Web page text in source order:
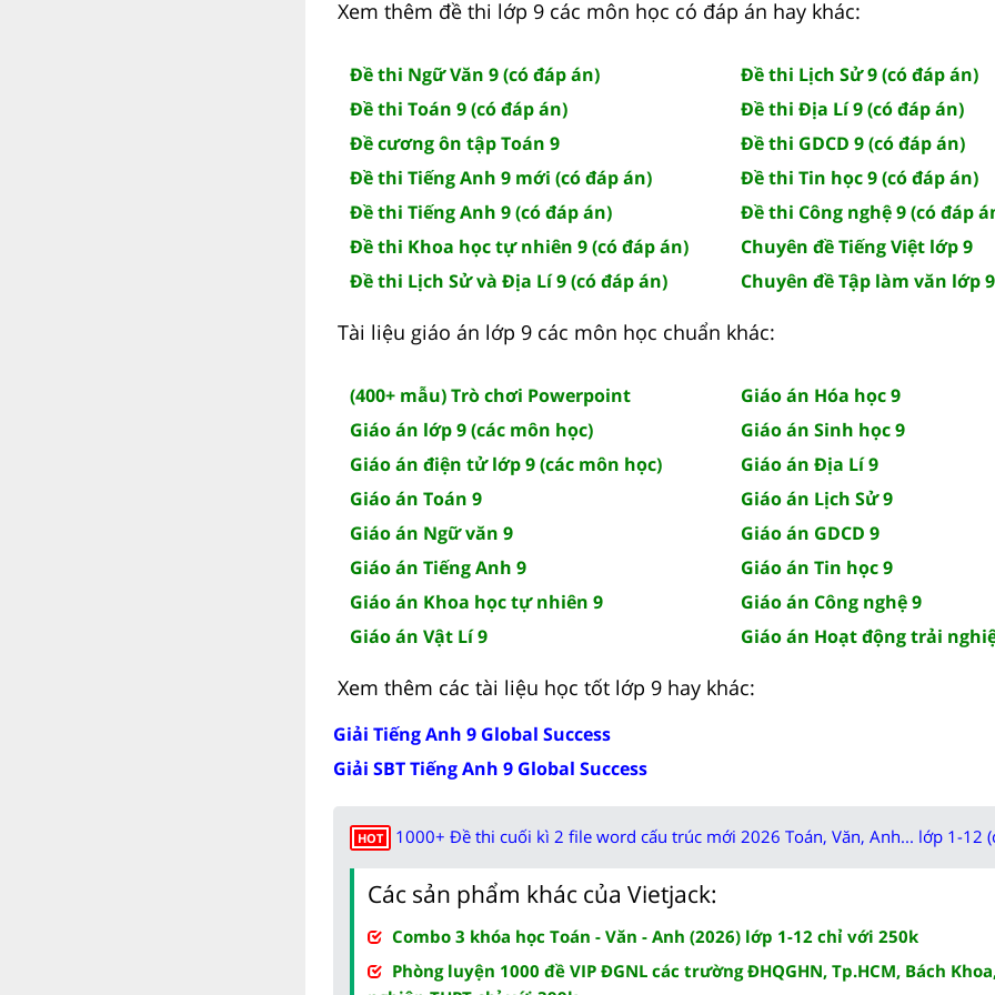
Xem thêm đề thi lớp 9 các môn học có đáp án hay khác:
Đề thi Ngữ Văn 9 (có đáp án)
Đề thi Toán 9 (có đáp án)
Đề cương ôn tập Toán 9
Đề thi Tiếng Anh 9 mới (có đáp án)
Đề thi Tiếng Anh 9 (có đáp án)
Đề thi Khoa học tự nhiên 9 (có đáp án)
Đề thi Lịch Sử và Địa Lí 9 (có đáp án)
Đề thi Lịch Sử 9 (có đáp án)
Đề thi Địa Lí 9 (có đáp án)
Đề thi GDCD 9 (có đáp án)
Đề thi Tin học 9 (có đáp án)
Đề thi Công nghệ 9 (có đáp
Chuyên đề Tiếng Việt lớp 9
Chuyên đề Tập làm văn lớp 9
Tài liệu giáo án lớp 9 các môn học chuẩn khác:
(400+ mẫu) Trò chơi Powerpoint
Giáo án lớp 9 (các môn học)
Giáo án điện tử lớp 9 (các môn học)
Giáo án Toán 9
Giáo án Ngữ văn 9
Giáo án Tiếng Anh 9
Giáo án Khoa học tự nhiên 9
Giáo án Vật Lí 9
Giáo án Hóa học 9
Giáo án Sinh học 9
Giáo án Địa Lí 9
Giáo án Lịch Sử 9
Giáo án GDCD 9
Giáo án Tin học 9
Giáo án Công nghệ 9
Giáo án Hoạt động trải
Xem thêm các tài liệu học tốt lớp 9 hay khác:
Giải Tiếng Anh 9 Global Success
Giải SBT Tiếng Anh 9 Global Success
HOT 1000+ Đề thi cuối kì 2 file word cấu trúc mới 2026 Toán, Văn, Anh... lớp 1-12
Các sản phẩm khác của Vietjack:
Combo 3 khóa học Toán - Văn - Anh (2026) lớp 1-12 chỉ với 250k
Phòng luyện 1000 đề VIP ĐGNL các trường ĐHQGHN, Tp.HCM, Bách